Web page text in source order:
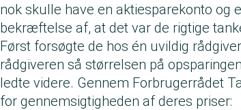
nok skulle have en aktiesparekonto og
bekræftelse af, at det var de rigtige
Først forsøgte de hos én uvildig
rådgiveren så størrelsen på
ledte videre. Gennem Forbrugerrådet
for gennemsigtigheden af deres priser: